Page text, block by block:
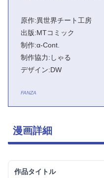
原作:異世界チート工房
出版:MTコミック
制作:α-Cont.
制作協力:しゃる
デザイン:DW
FANZA
漫画詳細
作品タイトル